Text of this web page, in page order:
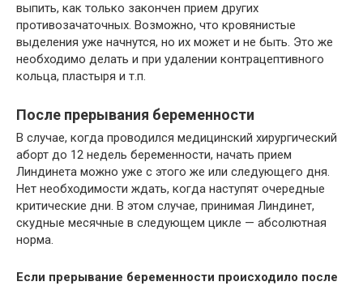
выпить, как только закончен прием других
противозачаточных. Возможно, что кровянистые
выделения уже начнутся, но их может и не быть. Это же
необходимо делать и при удалении контрацептивного
кольца, пластыря и т.п.
После прерывания беременности
В случае, когда проводился медицинский хирургический
аборт до 12 недель беременности, начать прием
Линдинета можно уже с этого же или следующего дня.
Нет необходимости ждать, когда наступят очередные
критические дни. В этом случае, принимая Линдинет,
скудные месячные в следующем цикле — абсолютная
норма.
Если прерывание беременности происходило после